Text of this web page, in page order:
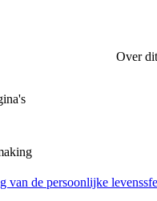
Over
van de persoonlijke